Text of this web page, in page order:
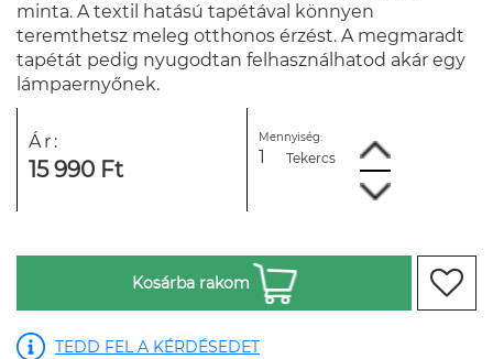
minta. A textil hatású tapétával könnyen
teremthetsz meleg otthonos érzést. A megmaradt
tapétát pedig nyugodtan felhasználhatod akár egy
lámpaernyőnek.
Ár:
15 990 Ft
Mennyiség:
Tekercs
Kosárba rakom
TEDD FEL A KÉRDÉSEDET